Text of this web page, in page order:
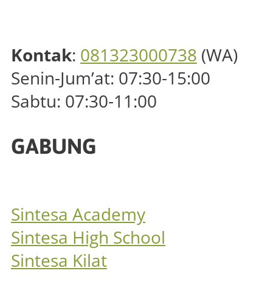
Kontak: 081323000738 (WA)
Senin-Jum’at: 07:30-15:00
Sabtu: 07:30-11:00
GABUNG
Sintesa Academy
Sintesa High School
Sintesa Kilat